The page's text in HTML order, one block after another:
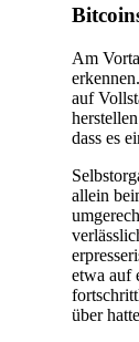
Am
auf
dass es
allein
etwa auf
über